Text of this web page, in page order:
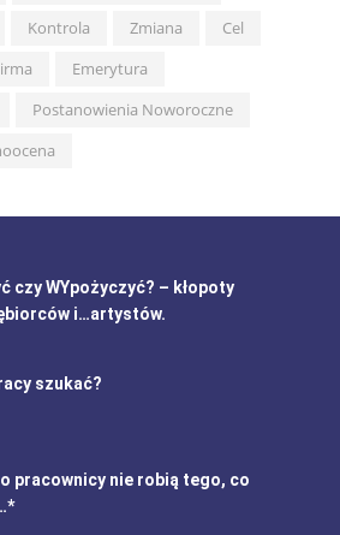
Kontrola Zmiana
Cel
Emerytura
Postanowienia Noworoczne
czy WYpożyczyć? – kłopoty
i…artystów.
szukać?
pracownicy nie robią tego, co